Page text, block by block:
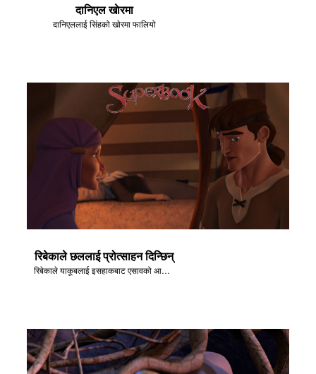
दानिएल खाेरमा
दानिएललाई सिंहको खाेरमा फालियो
रिबेकाले छललाई प्रोत्साहन दिन्छिन्
रिबेकाले याकूबलाई इसहाकबाट एसावको आशिष् चोर्न भनिन्।